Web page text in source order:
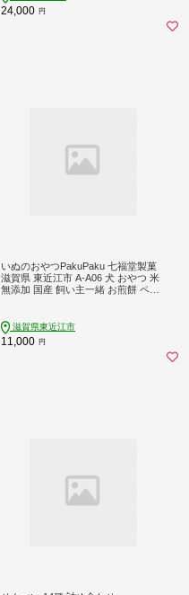
24,000 円
いぬのおやつPakuPaku 七福堂製菓
滋賀県 東近江市 A-A06 犬 おやつ 米
無添加 国産 飼い主一緒 お煎餅 ペッ
滋賀県東近江市
11,000 円